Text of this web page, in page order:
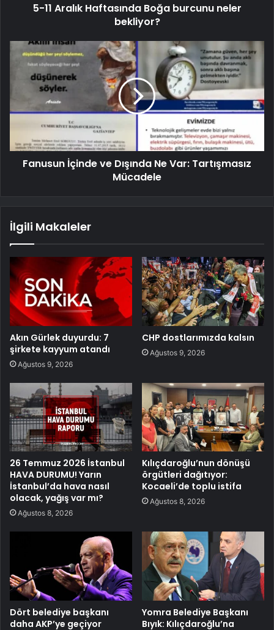
5-11 Aralık Haftasında Boğa burcunu neler
bekliyor?
Fanusun İçinde ve Dışında Ne Var: Tartışmasız
Mücadele
İlgili Makaleler
Akın Gürlek duyurdu: 7
şirkete kayyum atandı
Ağustos 9, 2026
CHP dostlarımızda kalsın
Ağustos 9, 2026
26 Temmuz 2026 İstanbul
HAVA DURUMU! Yarın
İstanbul’da hava nasıl
olacak, yağış var mı?
Ağustos 8, 2026
Kılıçdaroğlu’nun dönüşü
örgütleri dağıtıyor:
Kocaeli’de toplu istifa
Ağustos 8, 2026
Dört belediye başkanı
daha AKP’ye geçiyor
Yomra Belediye Başkanı
Bıyık: Kılıçdaroğlu’na